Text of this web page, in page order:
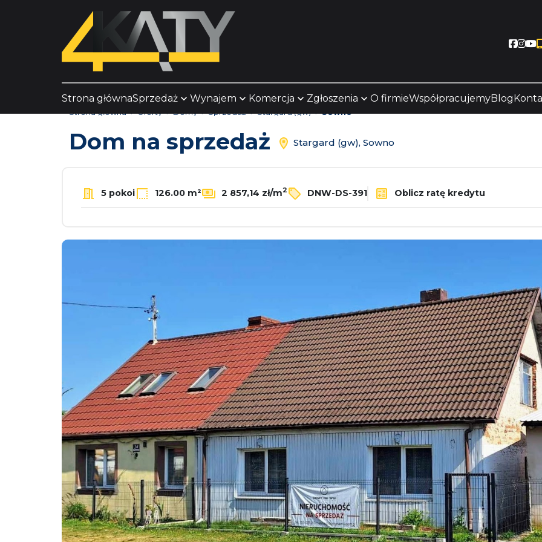
Strona głównaSprzedaż Wynajem Komercja Zgłoszenia O firmieWspółpracujemyBlog
Strona główna Oferty Domy Sprzedaż Stargard (gw) Sowno
Dom na sprzedaż Stargard (gw), Sowno
5 pokoi 126.00 m² 2 857,14 zł/m2 DNW-DS-391 Oblicz ratę kredytu